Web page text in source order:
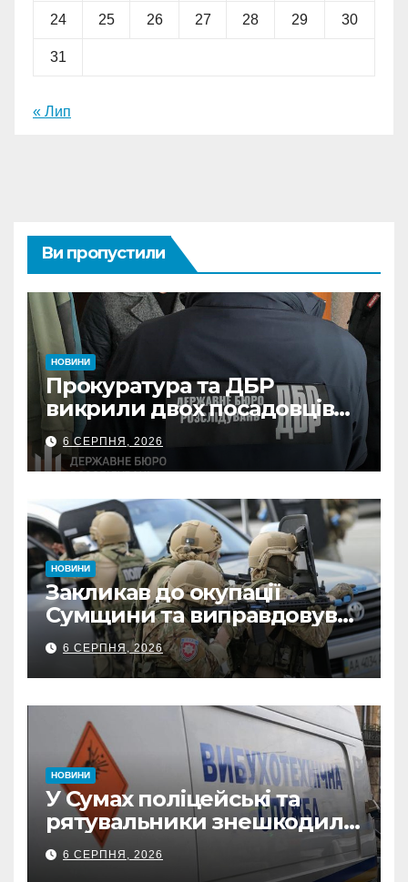
24 25 26 27 28 29 30
31
« Лип
Ви пропустили
НОВИНИ
Прокуратура та ДБР
викрили двох посадовців
ДПС Сумщини на вимаганні
неправомірної вигоди у
ФОПа
6 СЕРПНЯ, 2026
НОВИНИ
Закликав до окупації
Сумщини та виправдовував
обстріли: СБУ викрила
прокремлівського агітатора
з Охтирки
6 СЕРПНЯ, 2026
НОВИНИ
У Сумах поліцейські та
рятувальники знешкодили
500-кілограмову авіабомбу
росіян
6 СЕРПНЯ, 2026